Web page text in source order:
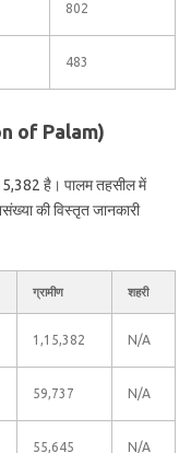
802
483
of Palam)
है। पालम तहसील में
की विस्तृत जानकारी
ग्रामीण शहरी
1,15,382 N/A
59,737 N/A
55,645 N/A